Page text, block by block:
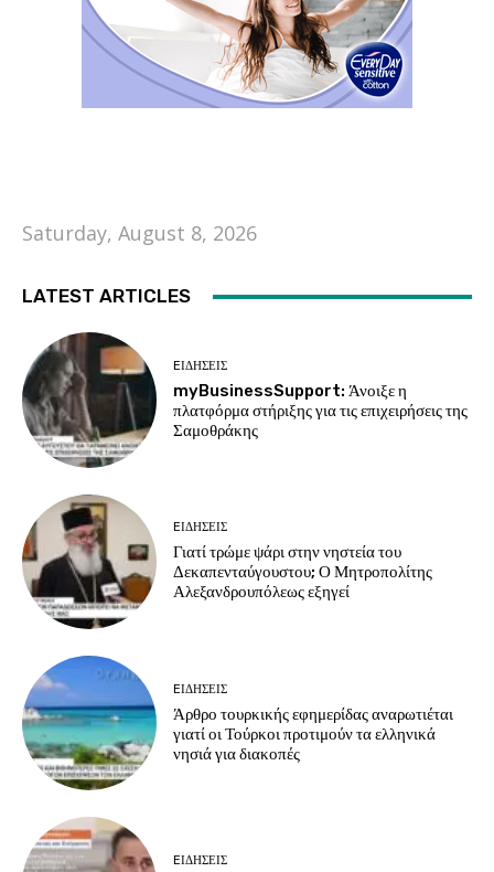
Saturday, August 8, 2026
LATEST ARTICLES
EΙΔΗΣΕΙΣ
myBusinessSupport: Άνοιξε η
πλατφόρμα στήριξης για τις επιχειρήσεις της
Σαμοθράκης
EΙΔΗΣΕΙΣ
Γιατί τρώμε ψάρι στην νηστεία του
Δεκαπενταύγουστου; Ο Μητροπολίτης
Αλεξανδρουπόλεως εξηγεί
EΙΔΗΣΕΙΣ
Άρθρο τουρκικής εφημερίδας αναρωτιέται
γιατί οι Τούρκοι προτιμούν τα ελληνικά
νησιά για διακοπές
EΙΔΗΣΕΙΣ